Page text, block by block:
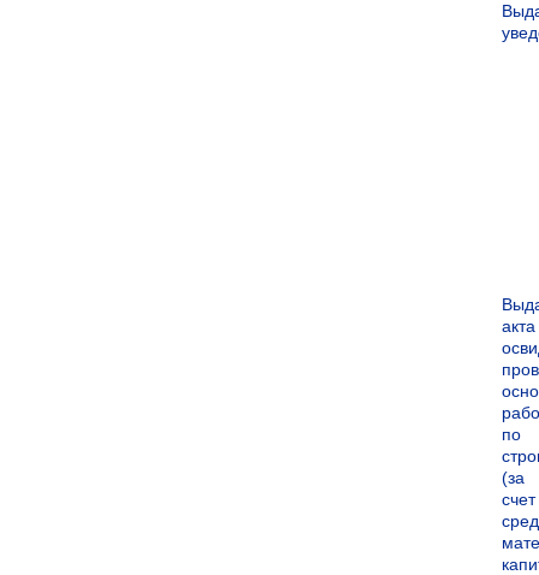
акта
по
(за
счет